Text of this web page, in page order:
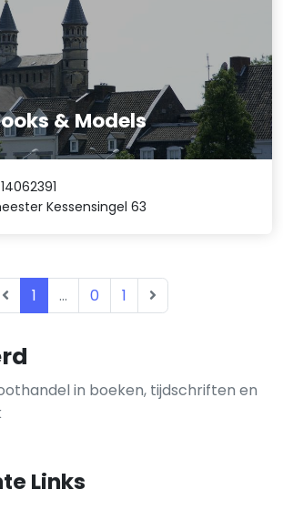
in boeken, tijdschriften en
Links
& Models
14062391
Kessensingel 63
1 ... 0 1